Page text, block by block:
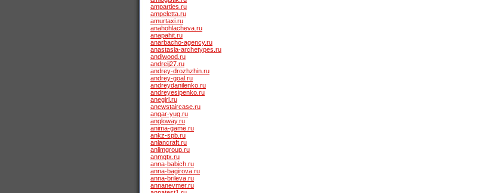
amparties.ru
ampeletta.ru
amurtaxi.ru
anahohlacheva.ru
anapahit.ru
anarbacho-agency.ru
anastasia-archetypes.ru
andiwood.ru
andreij27.ru
andrey-drozhzhin.ru
andrey-goal.ru
andreydanilenko.ru
andreyesipenko.ru
anegirl.ru
anewstaircase.ru
angar-yug.ru
angloway.ru
anima-game.ru
ankz-spb.ru
anlancraft.ru
anlimgroup.ru
anmgtx.ru
anna-babich.ru
anna-bagirova.ru
anna-brileva.ru
annanevmer.ru